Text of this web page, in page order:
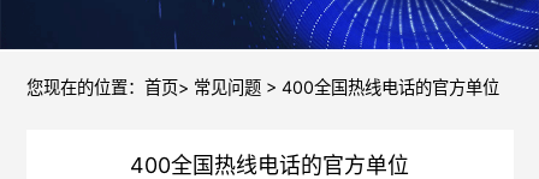
您现在的位置： 首页> 常见问题> 400全国热线电话的官方单位
400全国热线电话的官方单位